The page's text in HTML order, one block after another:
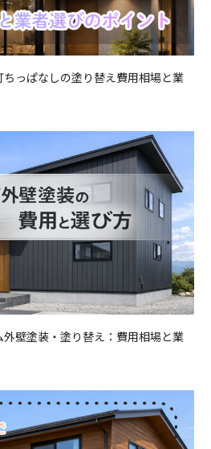
っぱなしの塗り替え費用相場と業
壁塗装・塗り替え：費用相場と業